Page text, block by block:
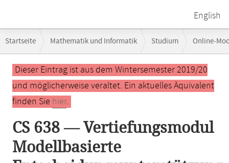
English
Navigation
Startseite Mathematik und Informatik Studium Online-
CS 638 — Vertiefungsmodul Modellbasierte
Hauptinhalt
Dieser Eintrag ist aus dem Wintersemester 2019/20
und möglicherweise veraltet. Ein aktuelles Äquivalent
finden Sie hier.
CS 638 — Vertiefungsmodul
Modellbasierte